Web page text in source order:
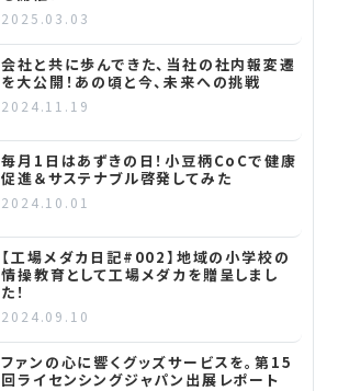
2025.03.03
会社と共に歩んできた、当社の社内報変遷
を大公開！あの頃と今、未来への挑戦
2024.11.19
毎月1日はあずきの日！小豆柄CoCで健康
促進＆サステナブル啓発してみた
2024.10.01
【工場メダカ日記#002】地域の小学校の
情操教育として工場メダカを贈呈しまし
た！
2024.09.10
ファンの心に響くグッズサービスを。第15
回ライセンシングジャパン出展レポート